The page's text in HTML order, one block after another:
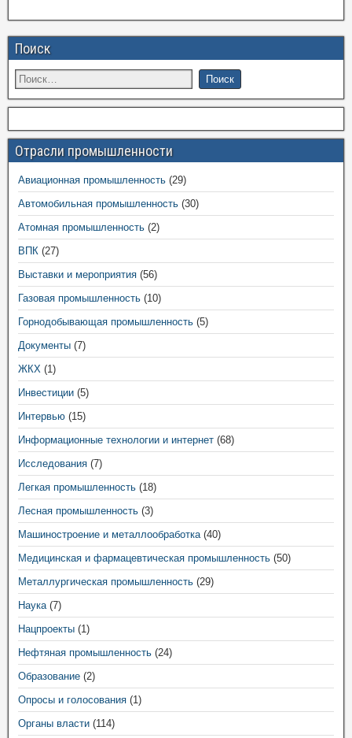
Поиск
Отрасли промышленности
Авиационная промышленность (29)
Автомобильная промышленность (30)
Атомная промышленность (2)
ВПК (27)
Выставки и мероприятия (56)
Газовая промышленность (10)
Горнодобывающая промышленность (5)
Документы (7)
ЖКХ (1)
Инвестиции (5)
Интервью (15)
Информационные технологии и интернет (68)
Исследования (7)
Легкая промышленность (18)
Лесная промышленность (3)
Машиностроение и металлообработка(40)
Медицинская и фармацевтическая промышленность (50)
Металлургическая промышленность (29)
Наука(7)
Нацпроекты (1)
Нефтяная промышленность (24)
Образование (2)
Опросы и голосования (1)
Органы власти (114)